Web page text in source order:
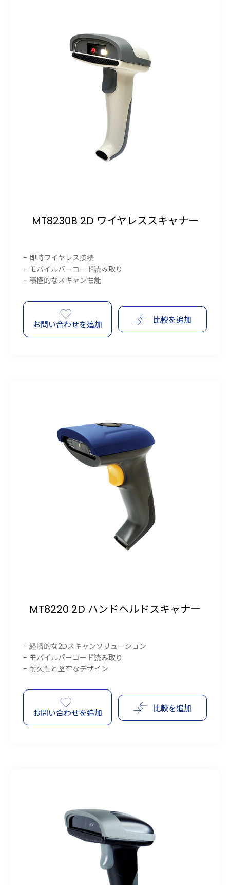
MT8230B 2D ワイヤレススキャナー
- 即時ワイヤレス接続
- モバイルバーコード読み取り
- 積極的なスキャン性能
お問い合わせを追加 比較を追加
MT8220 2D ハンドヘルドスキャナー
- 経済的な2Dスキャンソリューション
- モバイルバーコード読み取り
- 耐久性と堅牢なデザイン
お問い合わせを追加 比較を追加